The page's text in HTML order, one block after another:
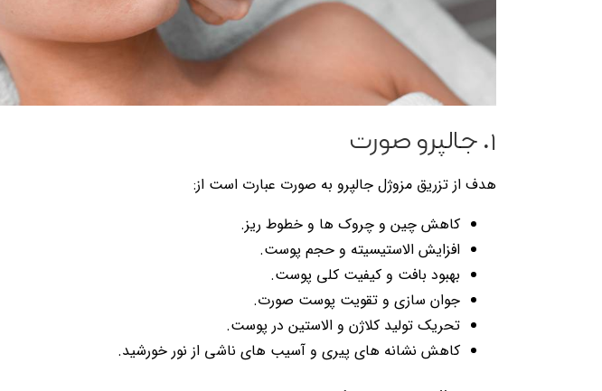
۱. جالپرو صورت
هدف از تزریق مزوژل جالپرو به صورت عبارت است از:
کاهش چین و چروک ها و خطوط ریز.
افزایش الاستیسیته و حجم پوست.
بهبود بافت و کیفیت کلی پوست.
جوان سازی و تقویت پوست صورت.
تحریک تولید کلاژن و الاستین در پوست.
کاهش نشانه های پیری و آسیب های ناشی از نور خورشید.